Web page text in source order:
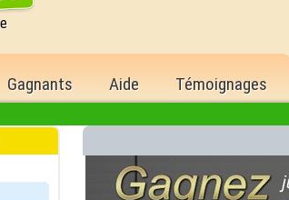
Gagnants Aide Témoignages
1 500,00 €